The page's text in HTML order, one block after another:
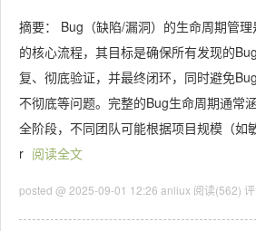
摘要： Bug（缺陷/漏洞）的生命周期管
的核心流程，其目标是确保所有发现的
复、彻底验证，并最终闭环，同时避免
不彻底等问题。完整的Bug生命周期通常
全阶段，不同团队可能根据项目规模（如
r 阅读全文
posted @ 2025-09-01 12:26 anliux 阅读(562)